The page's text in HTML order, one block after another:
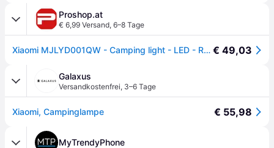
Proshop.at
€ 6,99 Versand, 6–8 Tage
Xiaomi MJLYD001QW - Camping light - LED - RGB/warm to cool white light € 49,03
Galaxus
Versandkostenfrei, 3–6 Tage
Xiaomi, Campinglampe € 55,98
MyTrendyPhone